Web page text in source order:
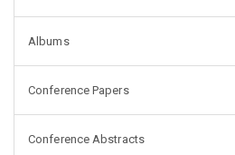
Albums
Conference Papers
Conference Abstracts